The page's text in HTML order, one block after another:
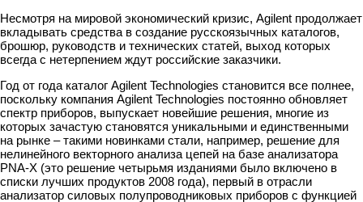
Несмотря на мировой экономический кризис, Agilent продолжает
вкладывать средства в создание русскоязычных каталогов,
брошюр, руководств и технических статей, выход которых
всегда с нетерпением ждут российские заказчики.
Год от года каталог Agilent Technologies становится все полнее,
поскольку компания Agilent Technologies постоянно обновляет
спектр приборов, выпускает новейшие решения, многие из
которых зачастую становятся уникальными и единственными
на рынке – такими новинками стали, например, решение для
нелинейного векторного анализа цепей на базе анализатора
PNA-X (это решение четырьмя изданиями было включено в
списки лучших продуктов 2008 года), первый в отрасли
анализатор силовых полупроводниковых приборов с функцией